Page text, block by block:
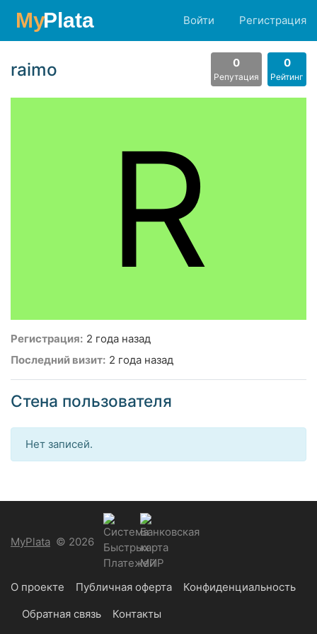
Войти Регистрация
raimo 0
Репутация
0
Рейтинг
R
Регистрация: 2 года назад
Последний визит: 2 года назад
Стена пользователя
Нет записей.
MyPlata © 2026
О проекте Публичная оферта
Конфиденциальность
Обратная связь
Контакты